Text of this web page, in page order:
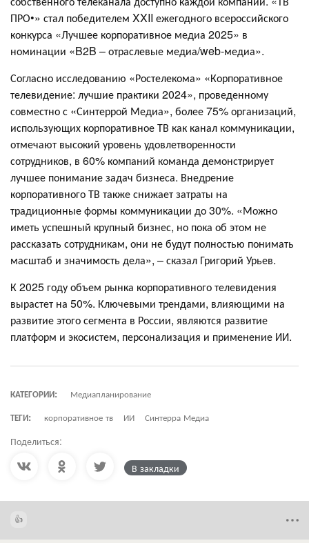
ПРО•» стал победителем XXII ежегодного всероссийского
конкурса «Лучшее корпоративное медиа 2025» в
номинации «B2B – отраслевые медиа/web-медиа».
Согласно исследованию «Ростелекома» «Корпоративное
телевидение: лучшие практики 2024», проведенному
совместно с «Синтеррой Медиа», более 75% организаций,
использующих корпоративное ТВ как канал коммуникации,
отмечают высокий уровень удовлетворенности
сотрудников, в 60% компаний команда демонстрирует
лучшее понимание задач бизнеса. Внедрение
корпоративного ТВ также снижает затраты на
традиционные формы коммуникации до 30%. «Можно
иметь успешный крупный бизнес, но пока об этом не
рассказать сотрудникам, они не будут полностью понимать
масштаб и значимость дела», – сказал Григорий Урьев.
К 2025 году объем рынка корпоративного телевидения
вырастет на 50%. Ключевыми трендами, влияющими на
развитие этого сегмента в России, являются развитие
платформ и экосистем, персонализация и применение ИИ.
КАТЕГОРИИ:
Медиапланирование
ТЕГИ:
корпоративное тв ИИ Синтерра Медиа
Поделиться:
В закладки